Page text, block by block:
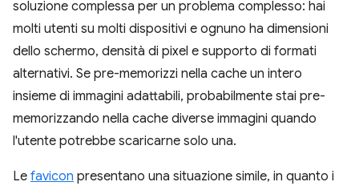
soluzione complessa per un problema complesso: hai
molti utenti su molti dispositivi e ognuno ha dimensioni
dello schermo, densità di pixel e supporto di formati
alternativi. Se pre-memorizzi nella cache un intero
insieme di immagini adattabili, probabilmente stai pre-
memorizzando nella cache diverse immagini quando
l'utente potrebbe scaricarne solo una.
Le favicon presentano una situazione simile, in quanto i